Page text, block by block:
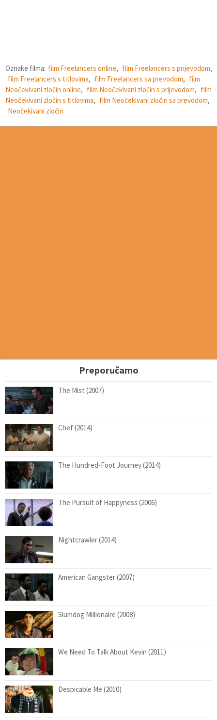
Oznake filma: film Freelancers online, film Freelancers s prijevodom,
film Freelancers s titlovima, film Freelancers sa prevodom, film
Neočekivani zločin online, film Neočekivani zločin s prijevodom, film
Neočekivani zločin s titlovima, film Neočekivani zločin sa prevodom,
Neočekivani zločin
Preporučamo
The Mist (2007)
Chef (2014)
The Hundred-Foot Journey (2014)
The Pursuit of Happyness (2006)
Nightcrawler (2014)
American Gangster (2007)
Slumdog Millionaire (2008)
We Need To Talk About Kevin (2011)
Despicable Me (2010)